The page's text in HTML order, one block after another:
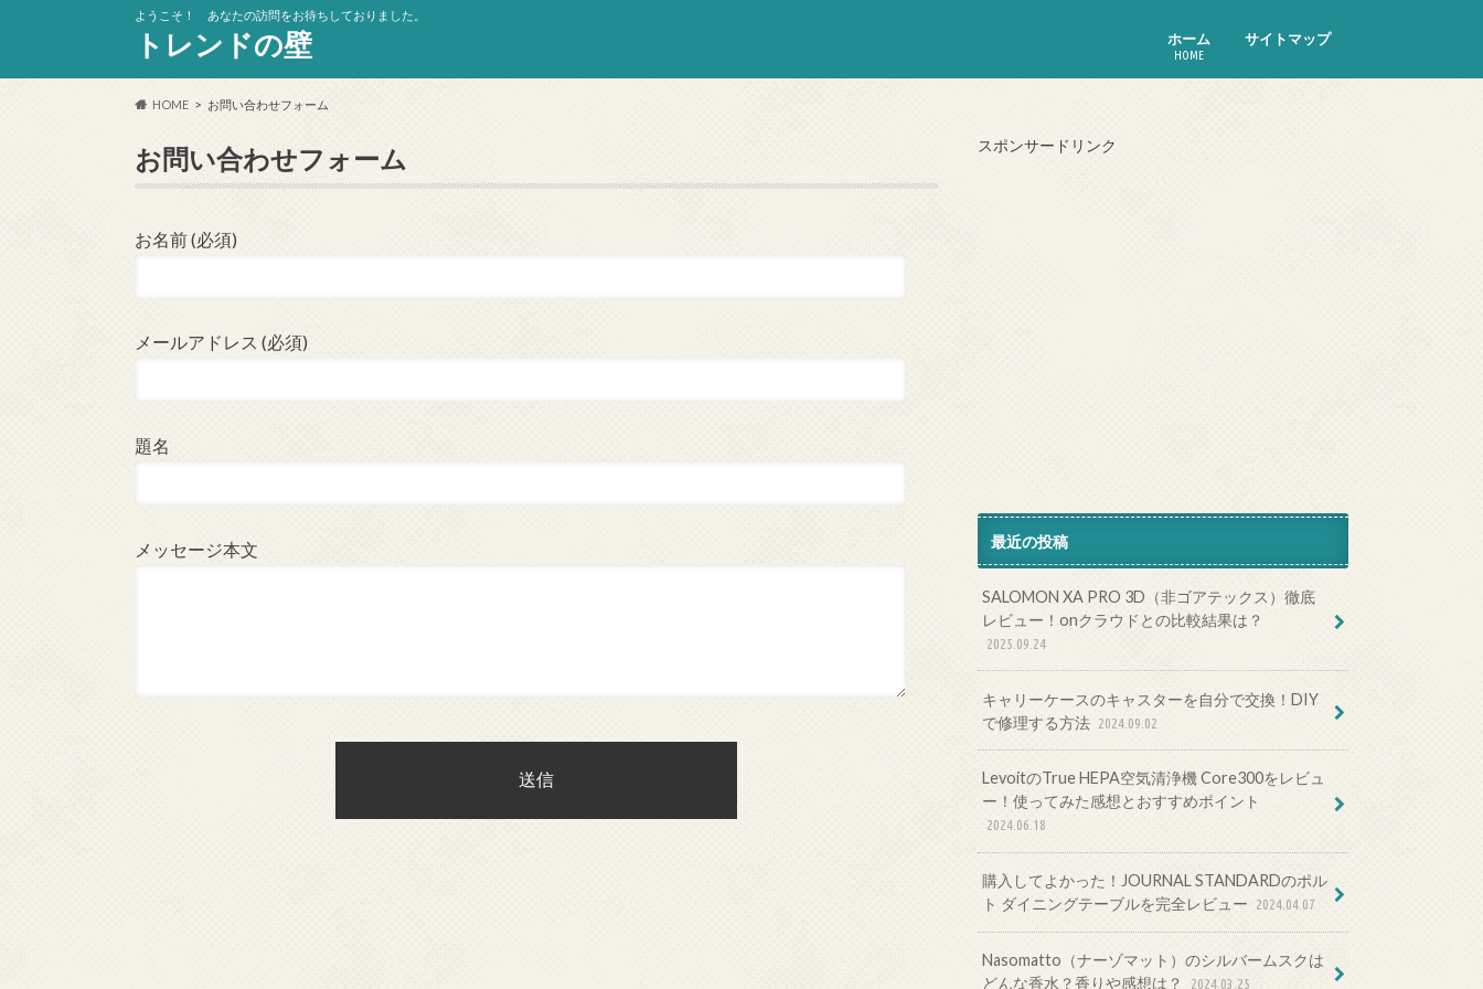
ようこそ！ あなたの訪問をお待ちしておりました。
トレンドの壁 ホーム
HOME
サイトマップ
HOME お問い合わせフォーム
お問い合わせフォーム
お名前 (必須)
メールアドレス (必須)
題名
メッセージ本文
スポンサードリンク
最近の投稿
SALOMON XA PRO 3D（非ゴアテックス）徹底
レビュー！onクラウドとの比較結果は？
2025.09.24
キャリーケースのキャスターを自分で交換！DIY
で修理する方法 2024.09.02
LevoitのTrue HEPA空気清浄機 Core300をレビュ
ー！使ってみた感想とおすすめポイント
2024.06.18
購入してよかった！JOURNAL STANDARDのポル
ト ダイニングテーブルを完全レビュー
2024.04.07
Nasomatto（ナーゾマット）のシルバームスクは
どんな香水？香りや感想は？
2024.03.25